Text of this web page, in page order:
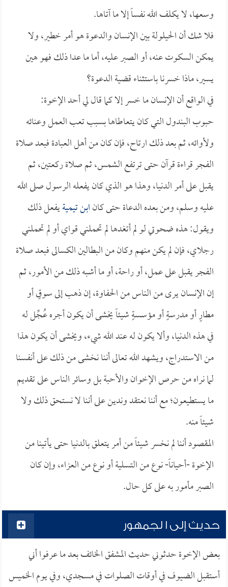
وسعها، لا يكلف الله نفساً إلا ما آتاها.
فلا شك أن الحيلولة بين الإنسان والدعوة هو أمر خطير، ولا
يمكن السكوت عنه، أو الصبر عليه، أما ما عدا ذلك فهو هين
يسير، ماذا خسرنا باستثناء قضية الدعوة؟
في الواقع أن الإنسان ما خسر إلا كما قال لي أحد الإخوة:
حبوب البندول التي كان يتعاطاها بسبب تعب العمل وعنائه
ولأوائه، ثم بعد ذلك ارتاح، فإن كان من أهل العبادة فبعد صلاة
الفجر قراءة قرآن حتى ترتفع الشمس، ثم صلاة ركعتين، ثم
يقبل على أمر الدنيا، وهذا هو الذي كان يفعله الرسول صلى الله
عليه وسلم، ومن بعده الدعاة حتى كانابن تيميةيفعل ذلك
ويقول: هذه ضحوتي لو لم أتغدها لم تحملني قواي أو لم تحملني
رجلاي، فإن لم يكن منهم وكان من البطالين الكسالى فبعد صلاة
الفجر يقبل على عمل، أو راحة، أو ما أشبه ذلك من الأمور، ثم
إن الإنسان يرى من الناس من الحفاوة، إن ذهب إلى سوقٍ أو
مطارٍ أو مدرسةٍ أو مؤسسةٍ شيئاً يخشى أن يكون أجره عُجِّل له
في هذه الدنيا، وألا يكون له عند الله شيء، ويخشى أن يكون هذا
من الاستدراج، ويشهد الله تعالى أننا نخشى من ذلك على أنفسنا
لما نراه من حرص الإخوان والأحبة بل وسائر الناس على تقديم
ما يستطيعون؛ مع أننا نعتقد وندين على أننا لا نستحق ذلك ولا
شيئاً منه.
المقصود أننا لم نخسر شيئاً من أمر يتعلق بالدنيا حتى يأتينا من
الإخوة -أحياناً- نوع من التسلية أو نوع من العزاء، وإن كان
الصبر مأمور به على كل حال.
حديث إلى ا لجمهور
بعض الإخوة حدثوني حديث المشفق الخائف بعد ما عرفوا أني
أستقبل الضيوف في أوقات الصلوات في مسجدي، وفي يوم الخميس